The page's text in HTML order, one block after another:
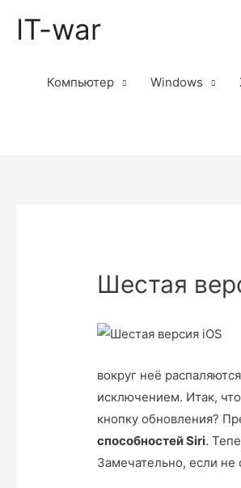
IT-war
Компьютер Windows
Шестая
вокруг неё
исключением. Итак,
кнопку обновления?
способностей Siri.
Замечательно, если не